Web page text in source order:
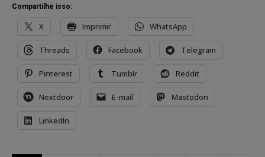
Compartilhe isso:
X Imprimir WhatsApp
Threads Facebook Telegram
Pinterest Tumblr Reddit
Nextdoor E-mail Mastodon
LinkedIn